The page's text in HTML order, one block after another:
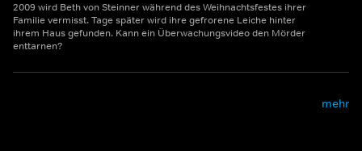
2009 wird Beth von Steinner während des Weihnachtsfestes ihrer
Familie vermisst. Tage später wird ihre gefrorene Leiche hinter
ihrem Haus gefunden. Kann ein Überwachungsvideo den Mörder
enttarnen?
mehr